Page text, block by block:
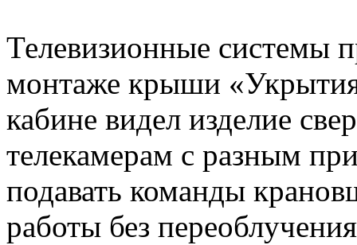
Телевизионные системы
монтаже крыши
кабине видел изделие
телекамерам с разным
подавать команды
работы без